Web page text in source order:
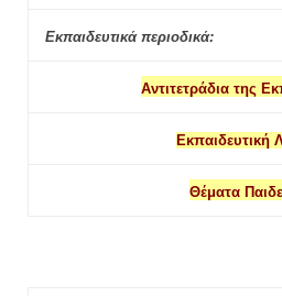
Εκπαιδευτικά περιοδικά:
Αντιτετράδια της
Εκπαιδευτική
Θέματα